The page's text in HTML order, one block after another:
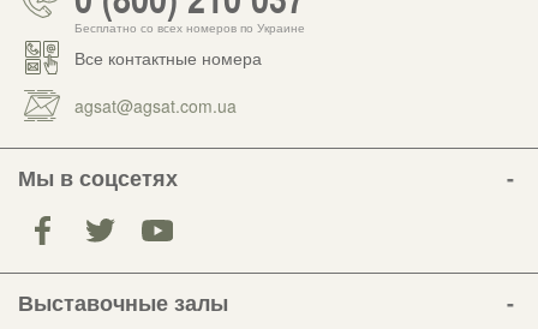
Бесплатно со всех номеров по Украине
Все контактные номера
agsat@agsat.com.ua
Мы в соцсетях
Выставочные залы